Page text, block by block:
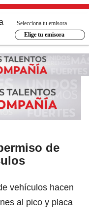
Selecciona tu emisora
Elige tu emisora
de
vehículos hacen
al pico y placa